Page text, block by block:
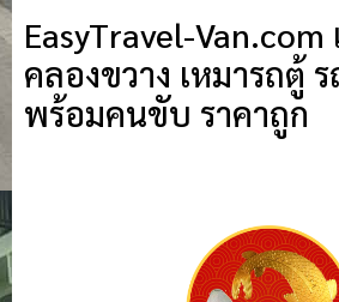
EasyTravel-Van.com
คลองขวาง เหมารถตู้ ร
พร้อมคนขับ ราคาถูก